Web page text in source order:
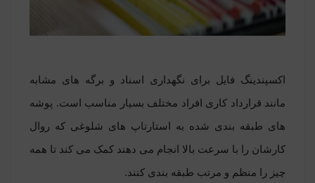
اکسپندینگ فایل برای نگهداری اسناد و برگه های مشابه
مانند قرارداد کاری افراد مختلف بسیار مناسب است. پوشه
های طبقه بندی شده به استارتاپ های شلوغی که روال
کارشان را با سرعت بالا انجام می دهند کمک می کند تا همه
چیز را منظم و مرتب طبقه بندی کنند.